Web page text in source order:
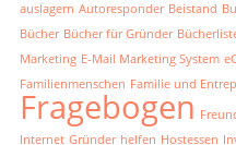
auslagern Autoresponder Beistand
Bücher Bücher für Gründer
Marketing E-Mail Marketing System
Familienmenschen Familie und
Fragebogen
Internet Gründer helfen Hostessen